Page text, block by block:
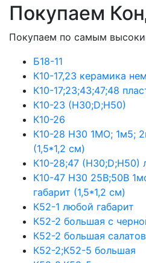
Покупаем
Покупаем по самым
Б18-11
К10-17,23 керамика
К10-17;23;43;47;48
К10-23 (Н30;D;Н50)
К10-26
К10-28 Н30 1МО; 1м5;
(1,5*1,2 см)
К10-28;47 (Н30;D;Н50)
К10-47 Н30 25В;50В
габарит (1,5*1,2 см)
К52-1 любой габарит
К52-2 большая с
К52-2 большая
К52-2;К52-5 большая